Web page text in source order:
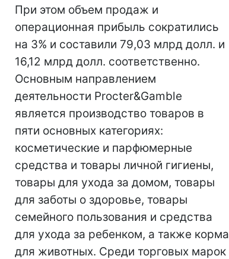
При этом объем продаж и
операционная прибыль сократились
на 3% и составили 79,03 млрд долл. и
16,12 млрд долл. соответственно.
Основным направлением
деятельности Procter&Gamble
является производство товаров в
пяти основных категориях:
косметические и парфюмерные
средства и товары личной гигиены,
товары для ухода за домом, товары
для заботы о здоровье, товары
семейного пользования и средства
для ухода за ребенком, а также корма
для животных. Среди торговых марок